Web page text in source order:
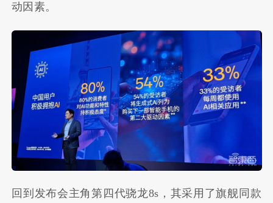
动因素。
回到发布会主角第四代骁龙8s，其采用了旗舰同款